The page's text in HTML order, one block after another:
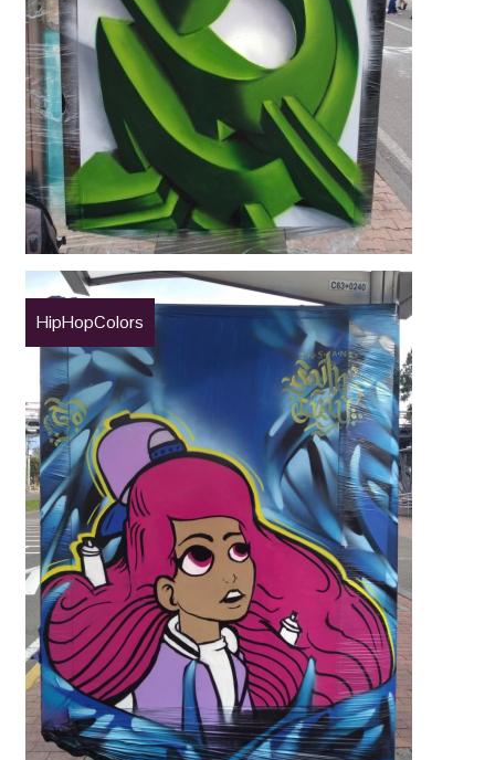
HipHopColors